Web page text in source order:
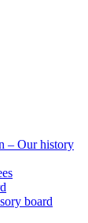
– Our history
board